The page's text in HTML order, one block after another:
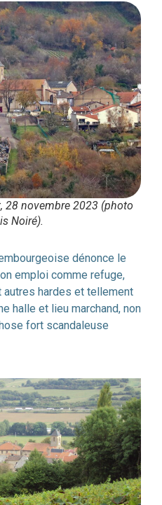
28 novembre 2023 (photo
Noiré).
dénonce le
emploi comme refuge,
hardes et tellement
halle et lieu marchand, non
fort scandaleuse